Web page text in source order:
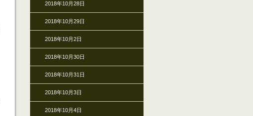
2018年10月28日
2018年10月29日
2018年10月2日
2018年10月30日
2018年10月31日
2018年10月3日
2018年10月4日